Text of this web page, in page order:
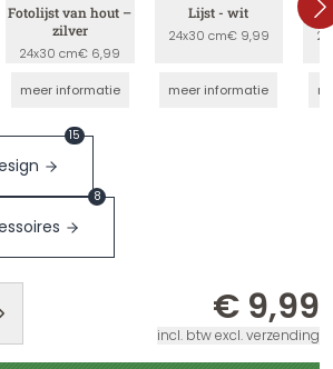
Fotolijst van hout –
zilver
24x30 cm€ 6,99
meer informatie
Lijst - wit
24x30 cm€ 9,99
meer informatie
15
8
€ 9,99
incl. btw excl. verzending